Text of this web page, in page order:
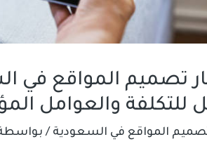
للتكلفة والعوامل
المواقع في السعودية /